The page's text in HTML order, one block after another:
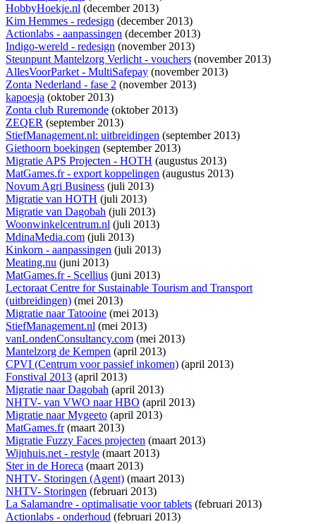
HobbyHoekje.nl (december 2013)
Kim Hemmes - redesign (december 2013)
Actionlabs - aanpassingen (december 2013)
Indigo-wereld - redesign (november 2013)
Steunpunt Mantelzorg Verlicht - vouchers (november 2013)
AllesVoorParket - MultiSafepay (november 2013)
Zonta Nederland - fase 2 (november 2013)
kapoesja (oktober 2013)
Zonta club Ruremonde (oktober 2013)
ZEQER (september 2013)
StiefManagement.nl: uitbreidingen (september 2013)
Giethoorn boekingen (september 2013)
Migratie APS Projecten - HOTH (augustus 2013)
MatGames.fr - export koppelingen (augustus 2013)
Novum Agri Business (juli 2013)
Migratie van HOTH (juli 2013)
Migratie van Dagobah (juli 2013)
Woonwinkelcentrum.nl (juli 2013)
MdinaMedia.com (juli 2013)
Kinkorn - aanpassingen (juli 2013)
Meating.nu (juni 2013)
MatGames.fr - Scellius (juni 2013)
Lectoraat Centre for Sustainable Tourism and Transport
(uitbreidingen) (mei 2013)
Migratie naar Tatooine (mei 2013)
StiefManagement.nl (mei 2013)
vanLondenConsultancy.com (mei 2013)
Mantelzorg de Kempen (april 2013)
CPVI (Centrum voor passief inkomen) (april 2013)
Fonstival 2013 (april 2013)
Migratie naar Dagobah (april 2013)
NHTV- van VWO naar HBO (april 2013)
Migratie naar Mygeeto (april 2013)
MatGames.fr(maart 2013)
Migratie Fuzzy Faces projecten (maart 2013)
Wijnhuis.net - restyle (maart 2013)
Ster in de Horeca (maart 2013)
NHTV- Storingen (Agent) (maart 2013)
NHTV- Storingen (februari 2013)
La Salamandre - optimalisatie voor tablets (februari 2013)
Actionlabs - onderhoud (februari 2013)